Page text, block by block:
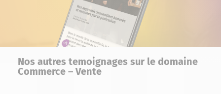
Nos autres temoignages sur le domaine
Commerce – Vente